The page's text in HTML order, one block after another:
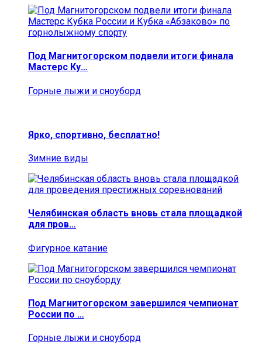
Под Магнитогорском подвели итоги финала
Мастерс Ку…
Горные лыжи и сноуборд
Ярко, спортивно, бесплатно!
Зимние виды
Челябинская область вновь стала площадкой
для пров…
Фигурное катание
Под Магнитогорском завершился чемпионат
России по …
Горные лыжи и сноуборд